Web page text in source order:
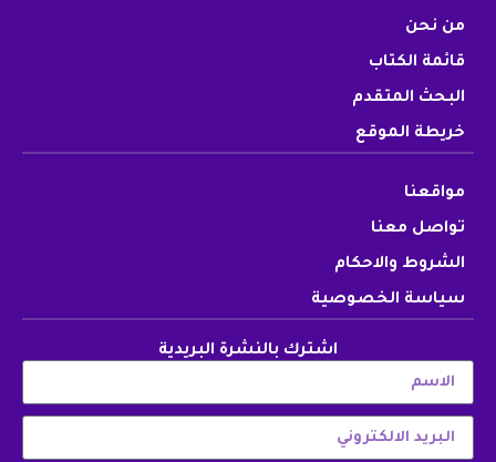
من نحن
قائمة الكتاب
البحث المتقدم
خريطة الموقع
مواقعنا
تواصل معنا
الشروط والاحكام
سياسة الخصوصية
اشترك بالنشرة البريدية